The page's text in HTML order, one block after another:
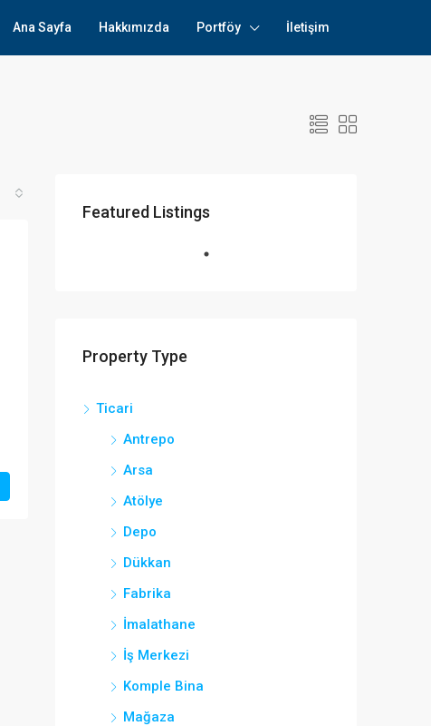
Ana Sayfa Hakkımızda Portföy İletişim
Featured Listings
Property Type
Ticari
Antrepo
Arsa
Atölye
Depo
Dükkan
Fabrika
İmalathane
İş Merkezi
Komple Bina
Mağaza